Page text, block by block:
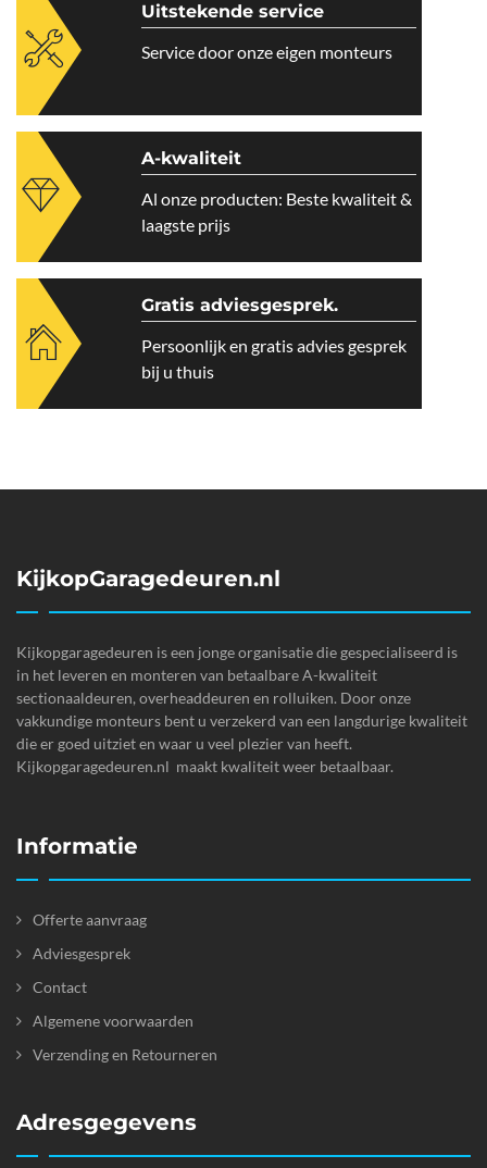
Uitstekende service
Service door onze eigen monteurs
A-kwaliteit
Al onze producten: Beste kwaliteit &
laagste prijs
Gratis adviesgesprek.
Persoonlijk en gratis advies gesprek
bij u thuis
KijkopGaragedeuren.nl
Kijkopgaragedeuren is een jonge organisatie die gespecialiseerd is
in het leveren en monteren van betaalbare A-kwaliteit
sectionaaldeuren, overheaddeuren en rolluiken. Door onze
vakkundige monteurs bent u verzekerd van een langdurige kwaliteit
die er goed uitziet en waar u veel plezier van heeft.
Kijkopgaragedeuren.nl maakt kwaliteit weer betaalbaar.
Informatie
Offerte aanvraag
Adviesgesprek
Contact
Algemene voorwaarden
Verzending en Retourneren
Adresgegevens